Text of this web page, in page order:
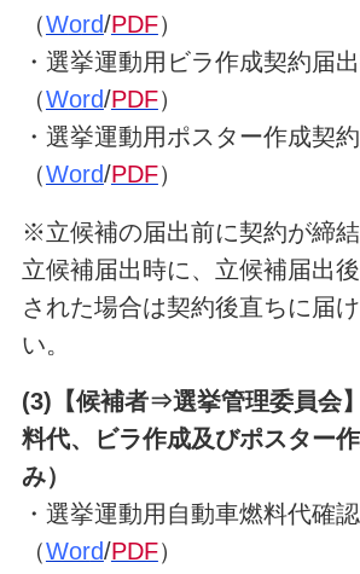
（Word/PDF）
・選挙運動用ビラ作成契約届
（Word/PDF）
・選挙運動用ポスター作成契
（Word/PDF）
※立候補の届出前に契約が締
立候補届出時に、立候補届出
された場合は契約後直ちに届
い。
(3)【候補者⇒選挙管理委員会
料代、ビラ作成及びポスター
み）
・選挙運動用自動車燃料代確
（Word/PDF）